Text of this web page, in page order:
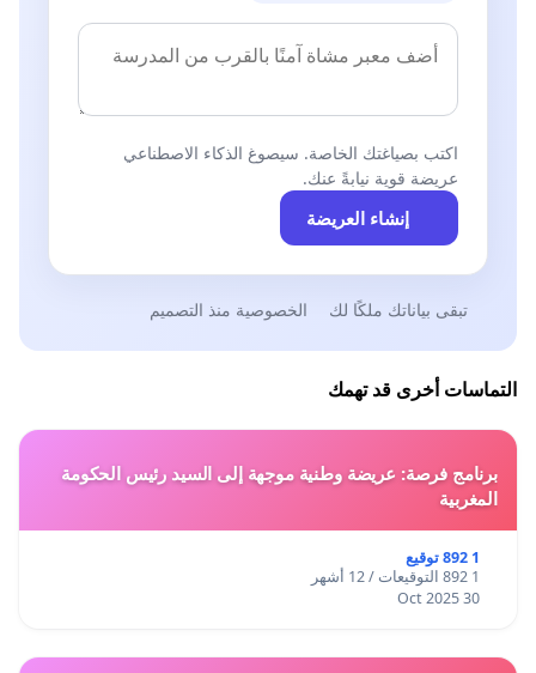
اكتب بصياغتك الخاصة. سيصوغ الذكاء الاصطناعي
عريضة قوية نيابةً عنك.
إنشاء العريضة
تبقى بياناتك ملكًا لك الخصوصية منذ التصميم
التماسات أخرى قد تهمك
برنامج فرصة: عريضة وطنية موجهة إلى السيد رئيس الحكومة
المغربية
1 892 توقيع
1 892 التوقيعات / 12 أشهر
30 Oct 2025